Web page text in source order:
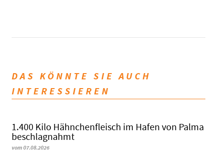
DAS KÖNNTE SIE AUCH
INTERESSIEREN
1.400 Kilo Hähnchenfleisch im Hafen von Palma
beschlagnahmt
vom 07.08.2026